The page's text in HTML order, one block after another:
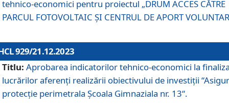
tehnico-economici pentru proiectul „DRUM ACCES CĂTRE
PARCUL FOTOVOLTAIC ȘI CENTRUL DE APORT
929/21.12.2023
Titlu: Aprobarea indicatorilor tehnico-economici la
lucrărilor aferenți realizării obiectivului de investiții
protecție perimetrala Școala Gimnaziala nr. 13“.